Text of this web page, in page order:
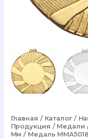
Главная / Каталог/
Продукция / Медали
Мм / Медаль